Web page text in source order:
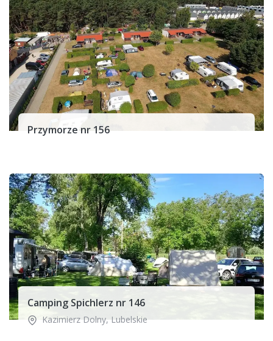
Przymorze nr 156
Camping Spichlerz nr 146
Kazimierz Dolny, Lubelskie